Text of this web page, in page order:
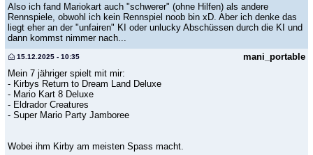
Also ich fand Mariokart auch "schwerer" (ohne Hilfen) als andere
Rennspiele, obwohl ich kein Rennspiel noob bin xD. Aber ich denke das
liegt eher an der "unfairen" KI oder unlucky Abschüssen durch die KI und
dann kommst nimmer nach...
mani_portable
15.12.2025 - 10:35
Mein 7 jähriger spielt mit mir:
- Kirbys Return to Dream Land Deluxe
- Mario Kart 8 Deluxe
- Eldrador Creatures
- Super Mario Party Jamboree
Wobei ihm Kirby am meisten Spass macht.